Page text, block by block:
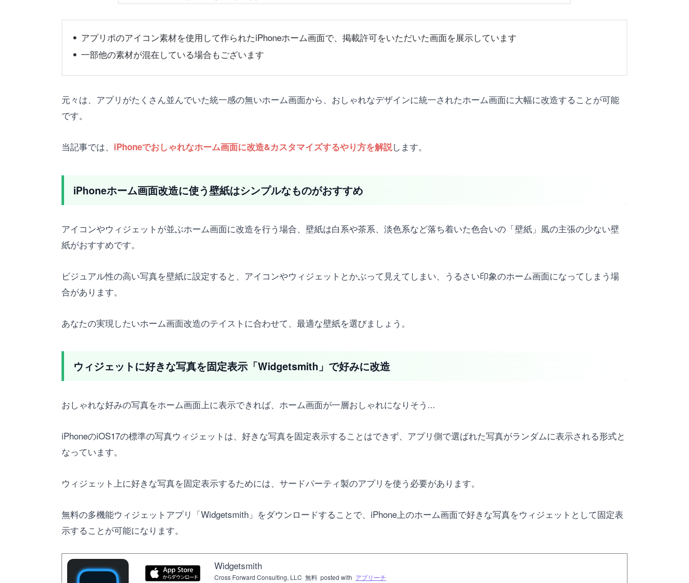
アプリポのアイコン素材を使用して作られたiPhoneホーム画面で、掲載許可をいただいた画面を展示しています
一部他の素材が混在している場合もございます
元々は、アプリがたくさん並んでいた統一感の無いホーム画面から、おしゃれなデザインに統一されたホーム画面に大幅に改造することが可能
です。
当記事では、 iPhoneでおしゃれなホーム画面に改造&カスタマイズするやり方を解説します。
iPhoneホーム画面改造に使う壁紙はシンプルなものがおすすめ
アイコンやウィジェットが並ぶホーム画面に改造を行う場合、壁紙は白系や茶系、淡色系など落ち着いた色合いの「壁紙」風の主張の少ない壁
紙がおすすめです。
ビジュアル性の高い写真を壁紙に設定すると、アイコンやウィジェットとかぶって見えてしまい、うるさい印象のホーム画面になってしまう場
合があります。
あなたの実現したいホーム画面改造のテイストに合わせて、最適な壁紙を選びましょう。
ウィジェットに好きな写真を固定表示「Widgetsmith」で好みに改造
おしゃれな好みの写真をホーム画面上に表示できれば、ホーム画面が一層おしゃれになりそう...
iPhoneのiOS17の標準の写真ウィジェットは、好きな写真を固定表示することはできず、アプリ側で選ばれた写真がランダムに表示される形式と
なっています。
ウィジェット上に好きな写真を固定表示するためには、サードパーティ製のアプリを使う必要があります。
無料の多機能ウィジェットアプリ「Widgetsmith」をダウンロードすることで、iPhone上のホーム画面で好きな写真をウィジェットとして固定表
示することが可能になります。
Widgetsmith
Cross Forward Consulting, LLC 無料 posted with アプリーチ